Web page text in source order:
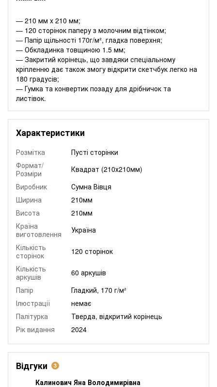
— 210 мм х 210 мм;
— 120 сторінок паперу з молочним відтінком;
— Папір щільності 170г/м², гладка поверхня;
— Обкладинка товщиною 1.5 мм;
— Закритий корінець, що завдяки спеціальному
кріпленню дає також змогу відкрити скетчбук легко на
180 градусів;
— Гумка та конвертик позаду для дрібничок та
листівок.
Характеристики
Розмітка
Пусті сторінки
Формат/
Розміри
Квадрат (210х210мм)
Виробник
Сумна Вівця
Ширина
210мм
Висота
210мм
Країна
виготовлення
Україна
Кількість
сторінок
120 сторінок
Кількість
аркушів
60 аркушів
Папір
Гладкий, 170 г/м²
Ілюстрації
немає
Палітурка
Тверда, відкритий корінець
Рік видання
2024
Відгуки 3
Калинович Яна Володимирівна